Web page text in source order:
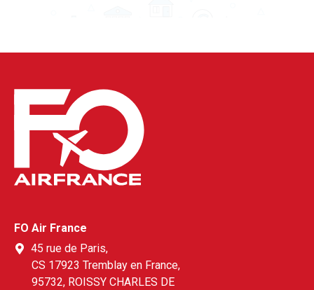
FO Air France
45 rue de Paris,
CS 17923 Tremblay en France,
95732, ROISSY CHARLES DE